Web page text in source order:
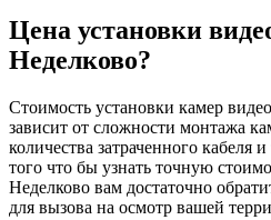
Цена установки
Неделково?
Стоимость установки камер
зависит от сложности монтажа
количества затраченного кабеля
того что бы узнать точную
Неделково вам достаточно
для вызова на осмотр вашей